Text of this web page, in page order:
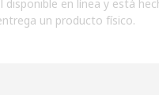
en línea y está
un producto físico.